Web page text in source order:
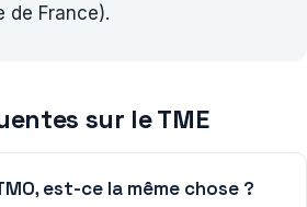
de France).
sur le TME
est-ce la même chose ?